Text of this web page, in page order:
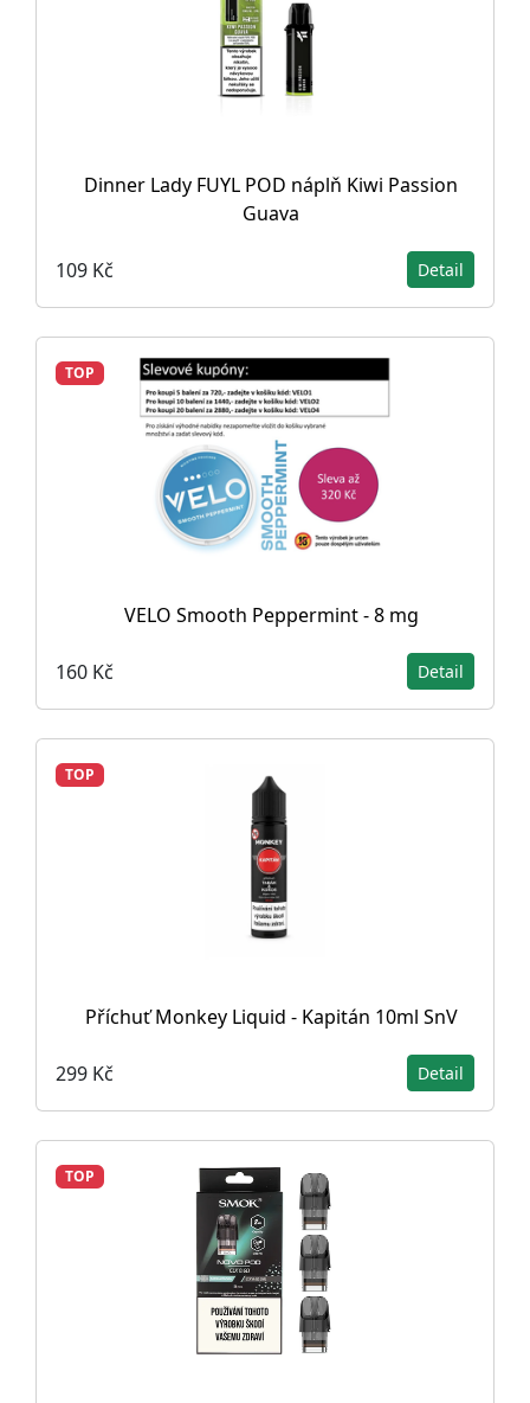
Dinner Lady FUYL POD náplň Kiwi Passion
Guava
109 Kč Detail
TOP
VELO Smooth Peppermint - 8 mg
160 Kč Detail
TOP
Příchuť Monkey Liquid - Kapitán 10ml SnV
299 Kč Detail
TOP